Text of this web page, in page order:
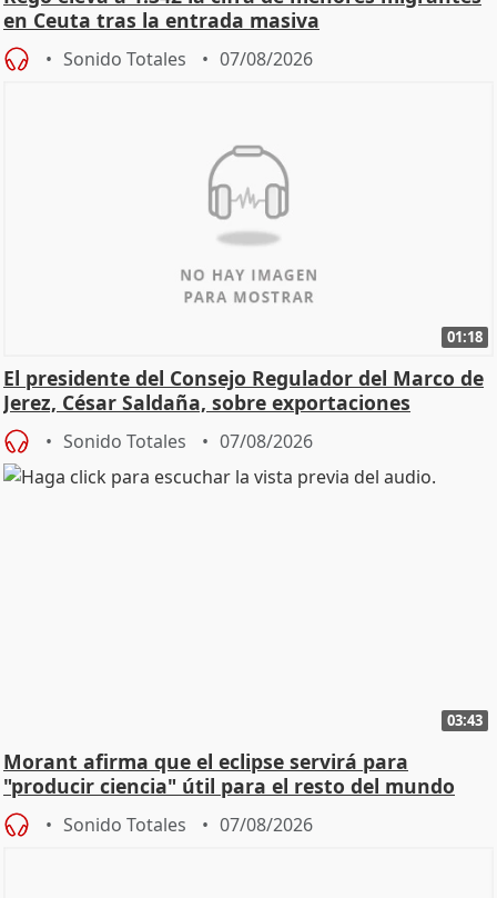
en Ceuta tras la entrada masiva
Sonido Totales 07/08/2026
01:18
El presidente del Consejo Regulador del Marco de
Jerez, César Saldaña, sobre exportaciones
Sonido Totales 07/08/2026
03:43
Morant afirma que el eclipse servirá para
"producir ciencia" útil para el resto del mundo
Sonido Totales 07/08/2026